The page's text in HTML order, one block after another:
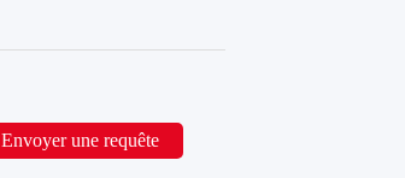
Envoyer une requête